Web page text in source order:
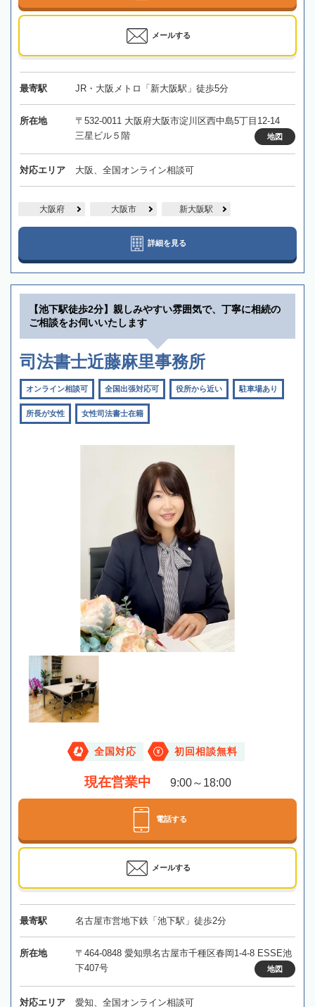
メールする
最寄駅 JR・大阪メトロ「新大阪駅」徒歩5分
所在地
〒532-0011 大阪府大阪市淀川区西中島5丁目12-14
三星ビル５階
地図
対応エリア 大阪、全国オンライン相談可
大阪府 大阪市 新大阪駅
詳細を見る
【池下駅徒歩2分】親しみやすい雰囲気で、丁寧に相続の
ご相談をお伺いいたします
司法書士近藤麻里事務所
オンライン相談可 全国出張対応可 役所から近い 駐車場あり
所長が女性 女性司法書士在籍
全国対応 初回相談無料
現在営業中 9:00～18:00
電話する
メールする
最寄駅 名古屋市営地下鉄「池下駅」徒歩2分
所在地
〒464-0848 愛知県名古屋市千種区春岡1-4-8 ESSE池
下407号
地図
対応エリア 愛知、全国オンライン相談可